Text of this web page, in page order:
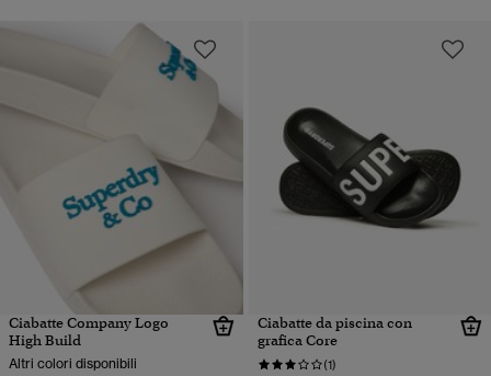
Ciabatte Company Logo
High Build
Altri colori disponibili
Ciabatte da piscina con
grafica Core
(1)